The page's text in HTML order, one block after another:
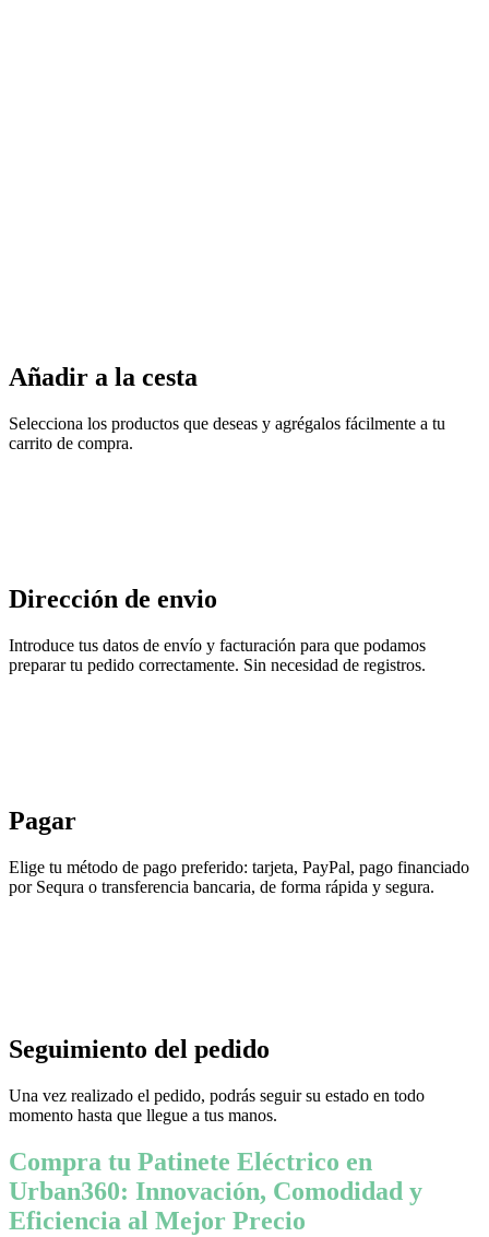
Añadir a la cesta
Selecciona los productos que deseas y agrégalos fácilmente a tu
carrito de compra.
Dirección de envio
Introduce tus datos de envío y facturación para que podamos
preparar tu pedido correctamente. Sin necesidad de registros.
Pagar
Elige tu método de pago preferido: tarjeta, PayPal, pago financiado
por Sequra o transferencia bancaria, de forma rápida y segura.
Seguimiento del pedido
Una vez realizado el pedido, podrás seguir su estado en todo
momento hasta que llegue a tus manos.
Compra tu Patinete Eléctrico en
Urban360: Innovación, Comodidad y
Eficiencia al Mejor Precio